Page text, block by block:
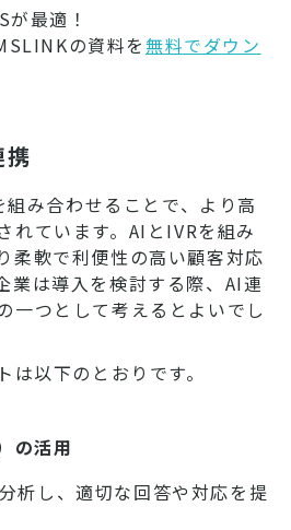
最適！
の資料を無料でダウン
み合わせることで、より高
れています。AIとIVRを組み
柔軟で利便性の高い顧客対応
業は導入を検討する際、AI連
一つとして考えるとよいでし
以下のとおりです。
の活用
析し、適切な回答や対応を提